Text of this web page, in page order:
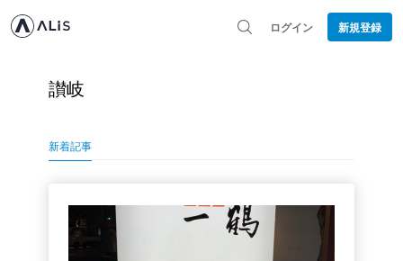
ログイン 新規登録
讃岐
新着記事